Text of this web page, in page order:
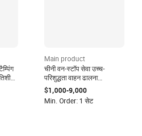
Main product
चीनी वन-स्टॉप सेवा उच्च-
परिशुद्धता वाहन ढालना
प्रगतिशील डाई गहरी ड्राइंग
उपकरण skd11 सामग्री 0.005
मिमी सहिष्णुता
$1,000-9,000
Min. Order: 1 सेट